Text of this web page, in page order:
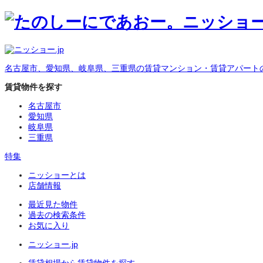
名古屋市、愛知県、岐阜県、三重県の賃貸マンション・賃貸アパート
賃貸物件を探す
名古屋市
愛知県
岐阜県
三重県
特集
ニッショーとは
店舗情報
最近見た物件
過去の検索条件
お気に入り
ニッショー.jp